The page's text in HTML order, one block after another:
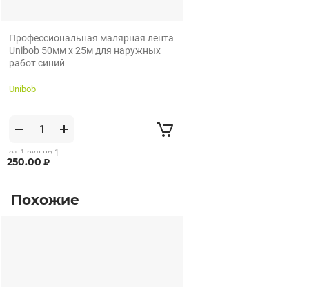
Профессиональная малярная лента
Unibob 50мм х 25м для наружных
работ синий
Unibob
250.00 ₽
от 1 рул по 1
рул
Похожие